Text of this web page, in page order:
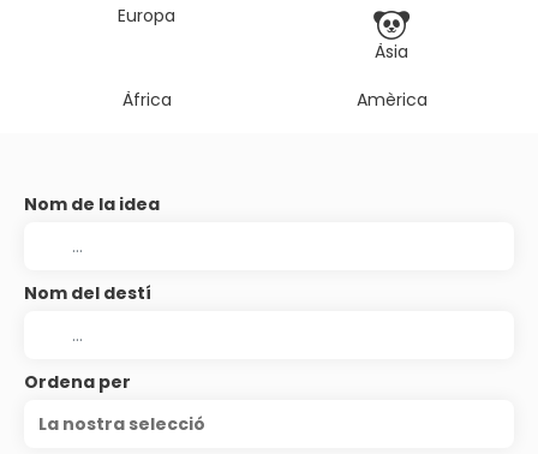
Europa
Àsia
Àfrica
Amèrica
Nom de la idea
Nom del destí
Ordena per
La nostra selecció